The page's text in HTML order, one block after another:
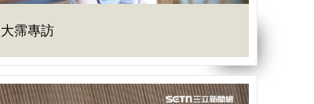
大霈專訪